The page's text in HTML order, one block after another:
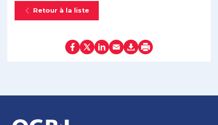
Retour à la liste